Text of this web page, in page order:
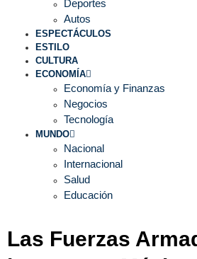
Deportes
Autos
ESPECTÁCULOS
ESTILO
CULTURA
ECONOMÍA
Economía y Finanzas
Negocios
Tecnología
MUNDO
Nacional
Internacional
Salud
Educación
Las Fuerzas